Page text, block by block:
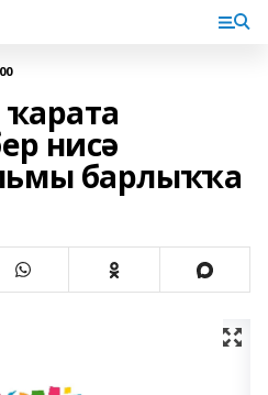
ҡарата
нисә
барлыҡҡа